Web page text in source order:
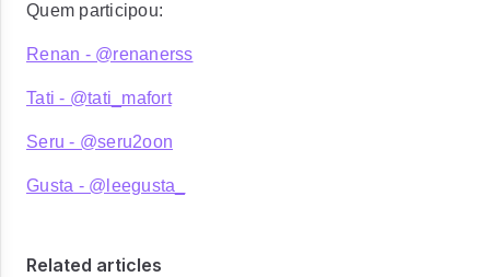
Quem participou:
Renan - @renanerss
Tati - @tati_mafort
Seru - @seru2oon
Gusta - @leegusta_
Related articles